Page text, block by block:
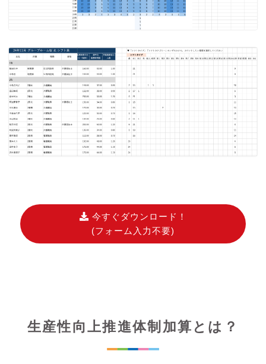
今すぐダウンロード！
(フォーム入力不要)
生産性向上推進体制加算とは？